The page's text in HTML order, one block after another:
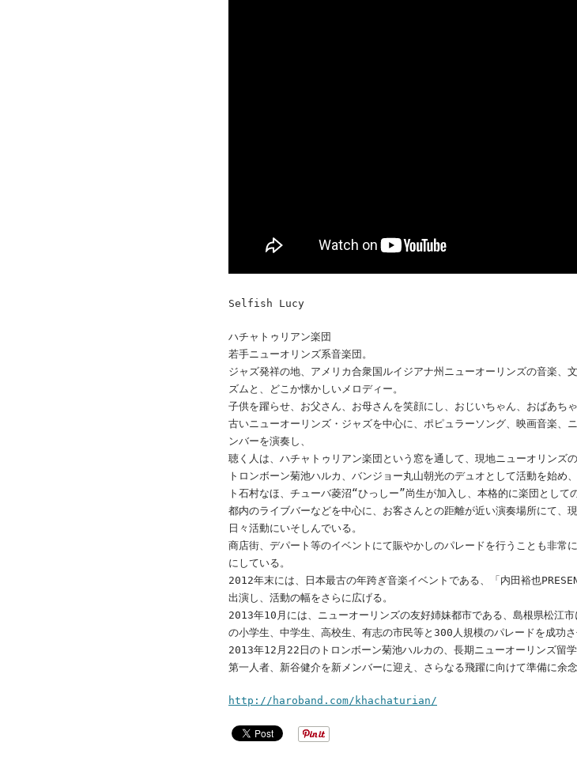
Selfish Lucy
ハチャトゥリアン楽団
若手ニューオリンズ系音楽団。
ジャズ発祥の地、アメリカ合衆国ルイジアナ州ニューオーリンズの音楽、
ズムと、どこか懐かしいメロディー。
子供を躍らせ、お父さん、お母さんを笑顔にし、おじいちゃん、おばあちゃ
古いニューオーリンズ・ジャズを中心に、ポピュラーソング、映画音楽、
ンバーを演奏し、
聴く人は、ハチャトゥリアン楽団という窓を通して、現地ニューオリンズの
トロンボーン菊池ハルカ、バンジョー丸山朝光のデュオとして活動を始
ト石村なほ、チューバ菱沼“ひっしー”尚生が加入し、本格的に楽団として
都内のライブバーなどを中心に、お客さんとの距離が近い演奏場所にて、
日々活動にいそしんでいる。
商店街、デパート等のイベントにて賑やかしのパレードを行うことも非常
にしている。
2012年末には、日本最古の年跨ぎ音楽イベントである、「内田裕也
出演し、活動の幅をさらに広げる。
2013年10月には、ニューオーリンズの友好姉妹都市である、島根県松江
の小学生、中学生、高校生、有志の市民等と300人規模のパレードを成功さ
2013年12月22日のトロンボーン菊池ハルカの、長期ニューオーリンズ留
第一人者、新谷健介を新メンバーに迎え、さらなる飛躍に向けて準備に余念
http://haroband.com/khachaturian/